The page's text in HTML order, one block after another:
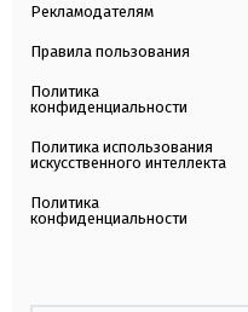
Рекламодателям
Правила пользования
Политика
конфиденциальности
Политика использования
искусственного интеллекта
Политика
конфиденциальности